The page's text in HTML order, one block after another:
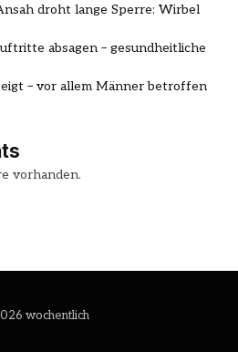
droht lange Sperre: Wirbel
absagen – gesundheitliche
– vor allem Männer betroffen
vorhanden.
wochentlich